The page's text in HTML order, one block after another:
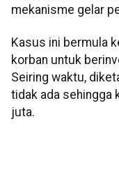
mekanisme gelar
Kasus ini bermula
korban untuk
Seiring waktu,
tidak ada sehingga
juta.